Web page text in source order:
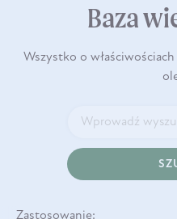
Baza
Wszystko o
Zastosowanie: